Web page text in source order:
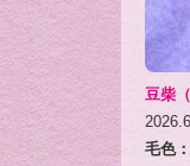
豆柴
毛色：